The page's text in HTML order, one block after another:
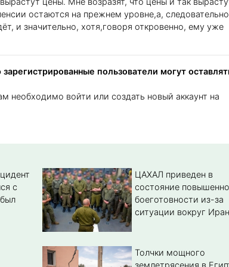
остаются на прежнем уровне,а,
и значительно, хотя,говоря откровенно, ему уже
пользователи могут
необходимо войти или создать новый аккаунт на
с
ЦАХАЛ приведен в
состояние
боеготовности из-за
ситуации вокруг
Толчки мощного
землетрясения в